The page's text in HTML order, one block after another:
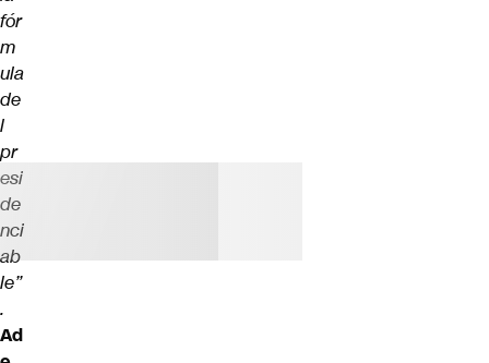
fór
m
ula
de
l
pr
esi
de
nci
ab
le”
.
Ad